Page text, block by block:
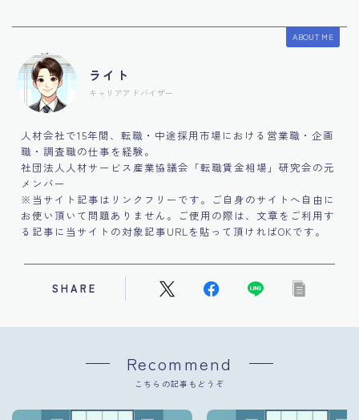
ABOUT ME
ライト
キャリアアドバイザー
人材会社で15年間、転職・中途採用市場における営業職・企画
職・調査職の仕事を経験。
社団法人人材サービス産業協議会「転職賃金相場」研究会の元
メンバー
※当サイト記事はリンクフリーです。ご自身のサイトへ自由に
お使い頂いて問題ありません。ご使用の際は、文章をご利用す
る記事に当サイトの対象記事URLを貼って頂ければOKです。
SHARE
Recommend
こちらの記事もどうぞ